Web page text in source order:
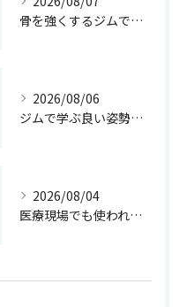
骨を強くするジムでの生活習慣改善術
2026/08/06
ジムで学ぶ良い姿勢の作り方
2026/08/04
医療現場でも使われる加圧トレーニングの効果と専門的ダイエット戦略